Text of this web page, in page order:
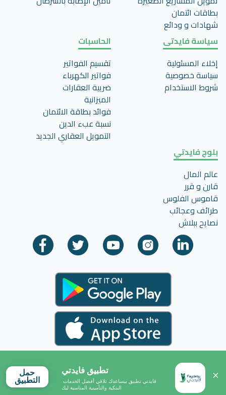
بطاقات ائتمان
شهادات و ودائع
سياسة فايدتى
إخلاء المسئولية
سياسة خصوصية
شروط الاستخدام
الحاسبات
تقسيم الفواتير
فواتير الكهرباء
ضريبة العقارات
الميزانية
فوائد بطاقة الائتمان
نسبة عبء الدين
التمويل العقاري الجديد
بلوج فايدتي
عالم المال
قارن و قرر
قاموس الفلوس
طرائف وعجائب
نصايح ببلاش
تطبيق فايدتي
البنكية والتأمينية المناسبة ليك
حمل
التطبيق